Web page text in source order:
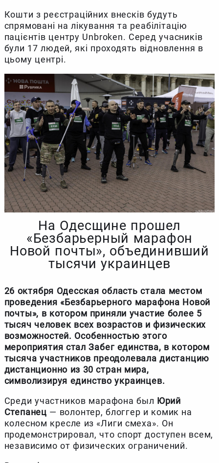
Кошти з реєстраційних внесків будуть
спрямовані на лікування та реабілітацію
пацієнтів центру Unbroken. Серед учасників
були 17 людей, які проходять відновлення в
цьому центрі.
На Одесщине прошел
«Безбарьерный марафон
Новой почты», объединивший
тысячи украинцев
26 октября Одесская область стала местом
проведения «Безбарьерного марафона Новой
почты», в котором приняли участие более 5
тысяч человек всех возрастов и физических
возможностей. Особенностью этого
мероприятия стал Забег единства, в котором
тысяча участников преодолевала дистанцию ​​
дистанционно из 30 стран мира,
символизируя единство украинцев.
Среди участников марафона был Юрий
Степанец — волонтер, блоггер и комик на
колесном кресле из «Лиги смеха». Он
продемонстрировал, что спорт доступен всем,
независимо от физических ограничений.